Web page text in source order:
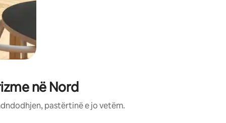
në Nord
pastërtinë e jo vetëm.